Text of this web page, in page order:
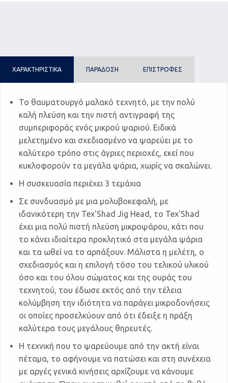
ΧΑΡΑΚΤΗΡΙΣΤΙΚΑ ΠΑΡΑΔΟΣΗ ΕΠΙΣΤΡΟΦΕΣ
Το θαυματουργό μαλακό τεχνητό, με την πολύ
καλή πλεύση και την πιστή αντιγραφή της
συμπεριφοράς ενός μικρού ψαριού. Ειδικά
μελετημένο και σχεδιασμένο να ψαρεύει με το
καλύτερο τρόπο στις άγριες περιοχές, εκεί που
κυκλοφορούν τα μεγάλα ψάρια, χωρίς να σκαλώνει.
Η συσκευασία περιέχει 3 τεμάχια
Σε συνδυασμό με μια μολυβοκεφαλή, με
ιδανικότερη την Tex'Shad Jig Head, το Tex'Shad
έχει μια πολύ πιστή πλεύση μικροψάρου, κάτι που
το κάνει ιδιαίτερα προκλητικό στα μεγάλα ψάρια
και τα ωθεί να το αρπάξουν. Μάλιστα η μελέτη, ο
σχεδιασμός και η επιλογή τόσο του τελικού υλικού
όσο και του όλου σώματος και της ουράς του
τεχνητού, του έδωσε εκτός από την τέλεια
κολύμβηση την ιδιότητα να παράγει μικροδονήσεις
οι οποίες προσελκύουν από ότι έδειξε η πράξη
καλύτερα τους μεγάλους θηρευτές.
Η τεχνική που το ψαρεύουμε από την ακτή είναι
πέταμα, το αφήνουμε να πατώσει και στη συνέχεια
με αργές γενικά κινήσεις αρχίζουμε να κάνουμε